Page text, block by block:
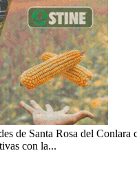
de Santa Rosa del Conlara
con la...